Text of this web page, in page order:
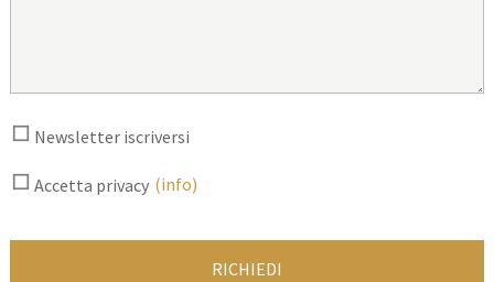
Newsletter iscriversi
Accetta privacy (info)
RICHIEDI